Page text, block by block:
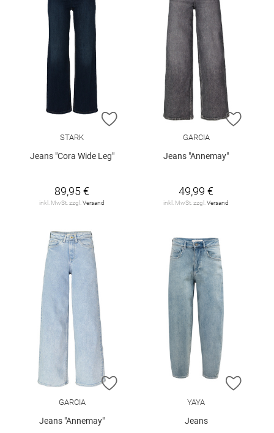
ZUR WUNSCHLISTE HINZUFÜGEN
STARK
Jeans "Cora Wide Leg"
89,95 €
inkl. MwSt. zzgl. Versand
ZUR
GARCIA
Jeans "Annemay"
49,99 €
inkl. MwSt. zzgl. Versand
ZUR WUNSCHLISTE HINZUFÜGEN
GARCIA
Jeans "Annemay"
ZUR
YAYA
Jeans